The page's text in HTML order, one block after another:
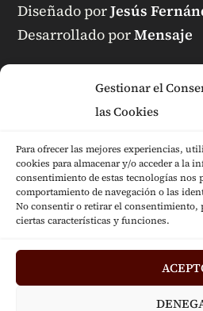
Gestionar el
las Cookies
Para ofrecer las mejores experiencias,
cookies para almacenar y/o acceder a la
consentimiento de estas tecnologías nos
comportamiento de navegación o las
No consentir o retirar el consentimiento,
ciertas características y funciones.
Diseñado porJesús
Desarrollado porMensaje